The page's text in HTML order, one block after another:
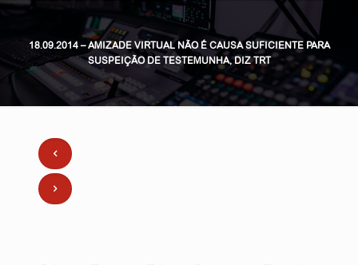
18.09.2014 – AMIZADE VIRTUAL NÃO É CAUSA SUFICIENTE PARA
SUSPEIÇÃO DE TESTEMUNHA, DIZ TRT